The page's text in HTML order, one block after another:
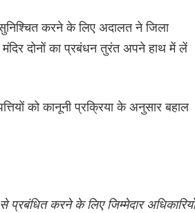
करने के लिए अदालत ने जिला
दोनों का प्रबंधन तुरंत अपने हाथ में लें
को कानूनी प्रक्रिया के अनुसार बहाल
प्रबंधित करने के लिए जिम्मेदार अधिकारियों